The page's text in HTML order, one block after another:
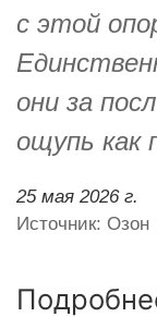
с этой
они за
ощупь как
25 мая 2026 г.
Источник: Озон